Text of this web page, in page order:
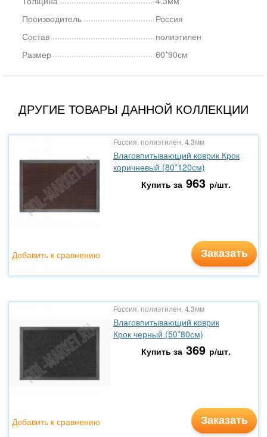
Производитель
Россия
Состав
полиэтилен
Размер
60*90см
ДРУГИЕ ТОВАРЫ ДАННОЙ КОЛЛЕКЦИИ
Россия, полиэтилен, 4.3мм
Влаговпитывающий коврик Крок
коричневый (80*120см)
Купить за 963 р/шт.
Заказать
Добавить к сравнению
Россия, полиэтилен, 4.3мм
Влаговпитывающий коврик
Крок черный (50*80см)
Купить за 369 р/шт.
Заказать
Добавить к сравнению